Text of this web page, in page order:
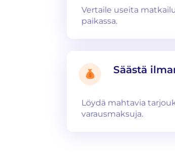
Vertaile useita
paikassa.
Säästä
Löydä mahtavia
varausmaksuja.